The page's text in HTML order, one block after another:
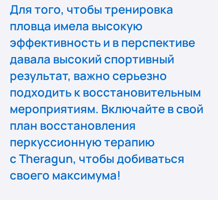
Для того, чтобы тренировка
пловца имела высокую
эффективность и в перспективе
давала высокий спортивный
результат, важно серьезно
подходить к восстановительным
мероприятиям. Включайте в свой
план восстановления
перкуссионную терапию
с Theragun, чтобы добиваться
своего максимума!